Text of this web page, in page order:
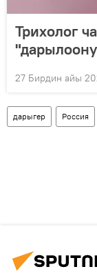
Трихолог
27 Бирдин айы
дарыгер Россия